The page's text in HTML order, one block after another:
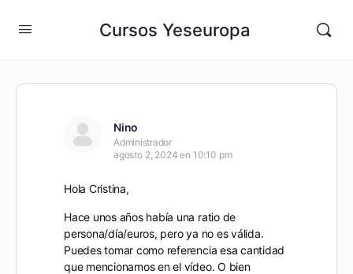
Cursos Yeseuropa
Nino
Administrador
agosto 2, 2024 en 10:10 pm
Hola Cristina,
Hace unos años había una ratio de
persona/día/euros, pero ya no es válida.
Puedes tomar como referencia esa cantidad
que mencionamos en el vídeo. O bien